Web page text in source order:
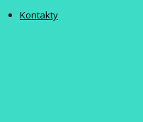
Kontakty